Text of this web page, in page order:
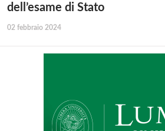
dell’esame di Stato
02 febbraio 2024